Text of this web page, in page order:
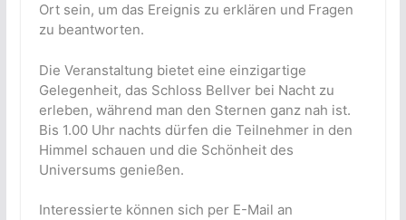
Ort sein, um das Ereignis zu erklären und Fragen
zu beantworten.
Die Veranstaltung bietet eine einzigartige
Gelegenheit, das Schloss Bellver bei Nacht zu
erleben, während man den Sternen ganz nah ist.
Bis 1.00 Uhr nachts dürfen die Teilnehmer in den
Himmel schauen und die Schönheit des
Universums genießen.
Interessierte können sich per E-Mail an